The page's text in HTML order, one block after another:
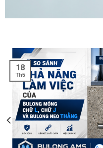
18
Th5